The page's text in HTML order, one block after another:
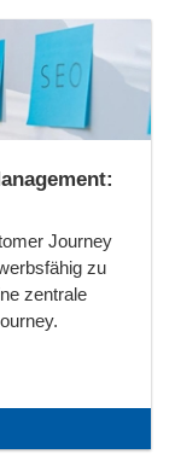
Journey
zu
zentrale